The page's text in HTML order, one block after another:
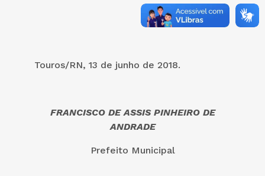
Touros/RN, 13 de junho de 2018.
FRANCISCO DE ASSIS PINHEIRO DE
ANDRADE
Prefeito Municipal